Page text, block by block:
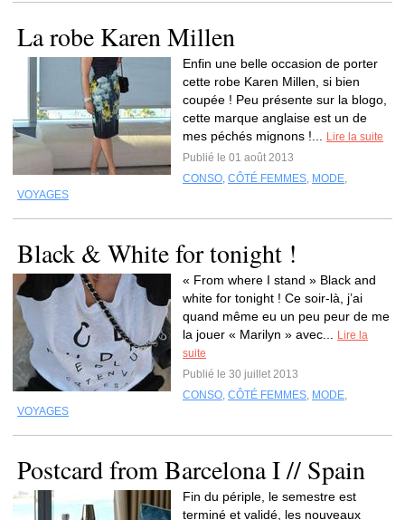
La robe Karen Millen
Enfin une belle occasion de porter
cette robe Karen Millen, si bien
coupée ! Peu présente sur la blogo,
cette marque anglaise est un de
mes péchés mignons !...
Lire la suite
Publié le 01 août 2013
CONSO, CÔTÉ FEMMES, MODE,
VOYAGES
Black & White for tonight !
« From where I stand » Black and
white for tonight ! Ce soir-là, j’ai
quand même eu un peu peur de me
la jouer « Marilyn » avec...
Lire la
suite
Publié le 30 juillet 2013
CONSO, CÔTÉ FEMMES, MODE,
VOYAGES
Postcard from Barcelona I // Spain
Fin du périple, le semestre est
terminé et validé, les nouveaux